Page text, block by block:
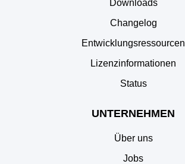
Downloads
Changelog
Entwicklungsressourcen
Lizenzinformationen
Status
UNTERNEHMEN
Über uns
Jobs